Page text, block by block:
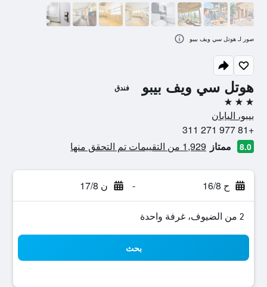
هوتل سي ويف بيبو فندق
3 نجوم
بيبو، اليابان
+81 977 271 311
8.0 ممتاز 1,929 من التقييمات تم التحقق منها
ح 16/8 - ن 17/8
2 من الضيوف، غرفة واحدة
بحث
صور لـ هوتل سي ويف بيبو